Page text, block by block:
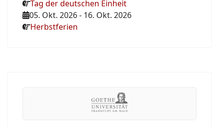
Tag der deutschen Einheit
05. Okt. 2026- 16. Okt. 2026
Herbstferien